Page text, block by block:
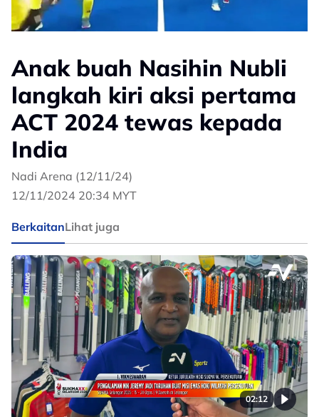
Anak buah Nasihin Nubli
langkah kiri aksi pertama
ACT 2024 tewas kepada
India
Nadi Arena (12/11/24)
12/11/2024 20:34 MYT
BerkaitanLihat juga
02:12